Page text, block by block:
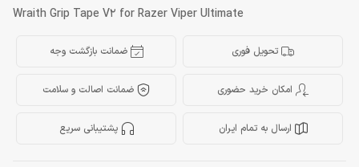
Wraith Grip Tape V2 for Razer Viper Ultimate
تحویل فوری ضمانت بازگشت وجه
امکان خرید حضوری ضمانت اصالت و سلامت
ارسال به تمام ایران پشتیبانی سریع